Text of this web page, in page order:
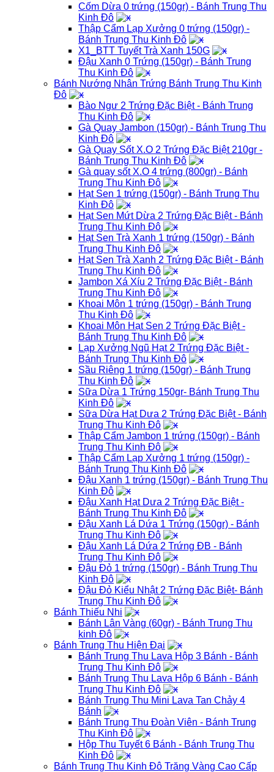
Cốm Dừa 0 trứng (150gr) - Bánh Trung Thu
Kinh Đô
Thập Cẩm Lạp Xưởng 0 trứng (150gr) -
Bánh Trung Thu Kinh Đô
X1_BTT Tuyết Trà Xanh 150G
Đậu Xanh 0 Trứng (150gr) - Bánh Trung
Thu Kinh Đô
Bánh Nướng Nhân Trứng Bánh Trung Thu Kinh
Đô
Bào Ngư 2 Trứng Đặc Biệt - Bánh Trung
Thu Kinh Đô
Gà Quay Jambon (150gr) - Bánh Trung Thu
Kinh Đô
Gà Quay Sốt X.O 2 Trứng Đặc Biệt 210gr -
Bánh Trung Thu Kinh Đô
Gà quay sốt X.O 4 trứng (800gr) - Bánh
Trung Thu Kinh Đô
Hạt Sen 1 trứng (150gr) - Bánh Trung Thu
Kinh Đô
Hạt Sen Mứt Dừa 2 Trứng Đặc Biệt - Bánh
Trung Thu Kinh Đô
Hạt Sen Trà Xanh 1 trứng (150gr) - Bánh
Trung Thu Kinh Đô
Hạt Sen Trà Xanh 2 Trứng Đặc Biệt - Bánh
Trung Thu Kinh Đô
Jambon Xá Xíu 2 Trứng Đặc Biệt - Bánh
Trung Thu Kinh Đô
Khoai Môn 1 trứng (150gr) - Bánh Trung
Thu Kinh Đô
Khoai Môn Hạt Sen 2 Trứng Đặc Biệt -
Bánh Trung Thu Kinh Đô
Lạp Xưởng Ngũ Hạt 2 Trứng Đặc Biệt -
Bánh Trung Thu Kinh Đô
Sầu Riêng 1 trứng (150gr) - Bánh Trung
Thu Kinh Đô
Sữa Dừa 1 Trứng 150gr- Bánh Trung Thu
Kinh Đô
Sữa Dừa Hạt Dưa 2 Trứng Đặc Biệt - Bánh
Trung Thu Kinh Đô
Thập Cẩm Jambon 1 trứng (150gr) - Bánh
Trung Thu Kinh Đô
Thập Cẩm Lạp Xưởng 1 trứng (150gr) -
Bánh Trung Thu Kinh Đô
Đậu Xanh 1 trứng (150gr) - Bánh Trung Thu
Kinh Đô
Đậu Xanh Hạt Dưa 2 Trứng Đặc Biệt -
Bánh Trung Thu Kinh Đô
Đậu Xanh Lá Dứa 1 Trứng (150gr) - Bánh
Trung Thu Kinh Đô
Đậu Xanh Lá Dứa 2 Trứng ĐB - Bánh
Trung Thu Kinh Đô
Đậu Đỏ 1 trứng (150gr) - Bánh Trung Thu
Kinh Đô
Đậu Đỏ Kiểu Nhật 2 Trứng Đặc Biệt- Bánh
Trung Thu Kinh Đô
Bánh Thiếu Nhi
Bánh Lân Vàng (60gr) - Bánh Trung Thu
kinh Đô
Bánh Trung Thu Hiện Đại
Bánh Trung Thu Lava Hộp 3 Bánh - Bánh
Trung Thu Kinh Đô
Bánh Trung Thu Lava Hộp 6 Bánh - Bánh
Trung Thu Kinh Đô
Bánh Trung Thu Mini Lava Tan Chảy 4
Bánh
Bánh Trung Thu Đoàn Viên - Bánh Trung
Thu Kinh Đô
Hộp Thu Tuyết 6 Bánh - Bánh Trung Thu
Kinh Đô
Bánh Trung Thu Kinh Đô Trăng Vàng Cao Cấp